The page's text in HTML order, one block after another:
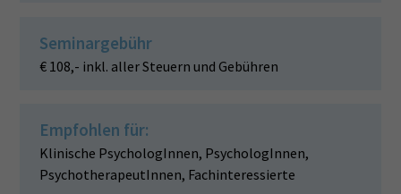
Seminargebühr
€ 108,- inkl. aller Steuern und Gebühren
Empfohlen für:
Klinische PsychologInnen, PsychologInnen,
PsychotherapeutInnen, Fachinteressierte